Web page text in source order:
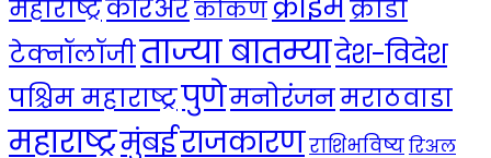
महाराष्ट्रकरिअरकोकणक्राईमक्रीडा
टेक्नॉलॉजीताज्या बातम्यादेश-विदेश
पश्चिम महाराष्ट्रपुणेमनोरंजनमराठवाडा
महाराष्ट्रमुंबईराजकारणराशिभविष्यरिअल